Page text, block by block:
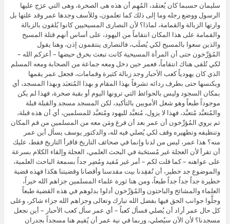
سليمان حسبما كان يُعتقَد، المُهِم أن هذه هى الصخرة، وهى التي عرَج عليها
الرسول ووضع رجله وما إلى ذلك كما تعلمون، وللأسف وجدها عمر وقد علتها بل
وارتها الزبالة والقمامة، لماذا؟ لأن النصارى المسيحيين كانوا يُلقون بالزبالة
والقمامة على هذا المكان انتقاماً من اليهود، على أساس أنهم قتلة المسيح
والذين سعوا بالمسيح لكي يُصلَب، فالنصارى ينتقمون إذن، وهنا يقول
المُؤرِّخون حتى أن المرأة المسيحية كانت تبعث بخرق حيضها – أعزكم الله –
لكي تُلقى هناك انتقاماً، فعمر حين دخل ومعه جماعة من الصحابة ومعه المسلم
الذي كان يهودياً كعب الأحبار وجد زبالة كثيرة وقمامات، فجعل عمر يقمها
ويكنسها حتى بطرف ردائه تشرفاً بهذا المقام و بهذا المُتعبَد وبهذا المسجد، أي
بمكان السجود وليس بالحوائط التي ترونها اليوم أو بقبة صخرة، فهذا لم يكن
موجوداً طبعاً وهو شغل الأمويين بالتأكيد، لكن المسجد مسجد والقبلة قبلة
والمُتعبَّد مُتعبَّد، فهذا لا يزول، مُتعبَّد لليهود ومُتعبَّد للمسلمين، أي أن هذه قبلة،
ثم يروي المُؤرِّخون أن عمر بعد أن فرغ ومَن معه من المسلمين من قم المكان
وتنظيفه وتطهيره وقف لكي يُصلي فيه لله، والدكتور يوسف يسأل أين عمر
منه؟ هذا عمر، ليس من لدنا وإنما في صحائف التاريخ فاقرأ التاريخ فقط، عليك
أن تقرأ لأن العجلة غير مُستحَبة في البحث العلمي، العجلة وإلقاء الكلام بسرعة
على عواهنه – كما قلت لكم – أمر غير مُفيد ومُضِر جداً بسمعة الباحث العلمية،
والموضوع جد خطير، أن تُفقِدنا بيت مقدسنا وأقصانا وقضيتنا هكذا فهذه قضية
خطيرة جداً جداً جداً طبعاً، ومن هنا ثورة علماء المسلمين جزاهم الله خيراً،
العلماء والمشائخ والباحثون والمُؤرِّخون أدلوا بدلوهم في هذه القضية طبعاً
وجلَّوا جوانب الحق فيها بفضل الله تبارك وتعالى وجزاهم الله جزاء شاكر، وعلى
كل حال عمر أراد أن يُصلي فسأل كعباً – أي عمر سأل كعب الأحبار – أين نجعل
مسجدنا؟ لأن الآن سيُصلي، وربما في نية عمر أن يُقيم هنا مسجداً بجدران